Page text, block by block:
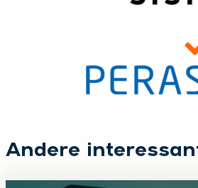
Andere